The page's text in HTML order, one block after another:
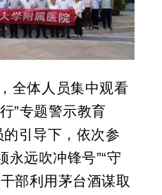
全体人员集中观看
”专题警示教育
引导下，依次参
永远吹冲锋号”“守
部利用茅台酒谋取